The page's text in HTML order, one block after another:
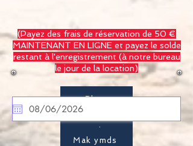
(Payez des frais de réservation de 50 €
MAINTENANT EN LIGNE et payez le solde
restant à l'enregistrement (à notre bureau
le jour de la location)
Blog
Testdate
Mak ymds